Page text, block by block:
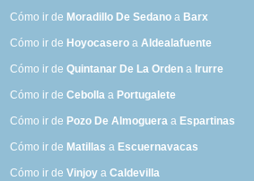
Cómo ir de Moradillo De Sedano a Barx
Cómo ir de Hoyocasero aAldealafuente
Cómo ir deQuintanar De La Orden a Irurre
Cómo ir deCebolla a Portugalete
Cómo ir de Pozo De Almoguera a Espartinas
Cómo ir de Matillas a Escuernavacas
Cómo ir deVinjoy aCaldevilla